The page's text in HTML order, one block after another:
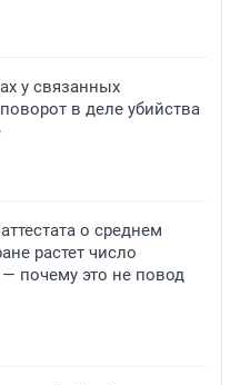
у связанных
в деле убийства
о среднем
растет число
почему это не повод